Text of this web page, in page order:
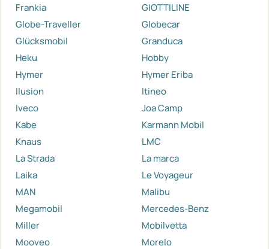
Frankia
GIOTTILINE
Globe-Traveller
Globecar
Glücksmobil
Granduca
Heku
Hobby
Hymer
Hymer Eriba
Ilusion
Itineo
Iveco
Joa Camp
Kabe
Karmann Mobil
Knaus
LMC
La Strada
La marca
Laika
Le Voyageur
MAN
Malibu
Megamobil
Mercedes-Benz
Miller
Mobilvetta
Mooveo
Morelo